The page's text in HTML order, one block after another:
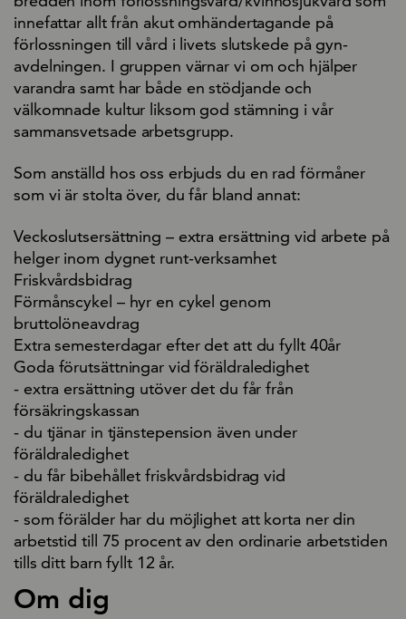
innefattar allt från akut omhändertagande på
förlossningen till vård i livets slutskede på gyn-
avdelningen. I gruppen värnar vi om och hjälper
varandra samt har både en stödjande och
välkomnade kultur liksom god stämning i vår
sammansvetsade arbetsgrupp.
Som anställd hos oss erbjuds du en rad förmåner
som vi är stolta över, du får bland annat:
Veckoslutsersättning – extra ersättning vid arbete på
helger inom dygnet runt-verksamhet
Friskvårdsbidrag
Förmånscykel – hyr en cykel genom
bruttolöneavdrag
Extra semesterdagar efter det att du fyllt 40år
Goda förutsättningar vid föräldraledighet
- extra ersättning utöver det du får från
försäkringskassan
- du tjänar in tjänstepension även under
föräldraledighet
- du får bibehållet friskvårdsbidrag vid
föräldraledighet
- som förälder har du möjlighet att korta ner din
arbetstid till 75 procent av den ordinarie arbetstiden
tills ditt barn fyllt 12 år.
Om dig